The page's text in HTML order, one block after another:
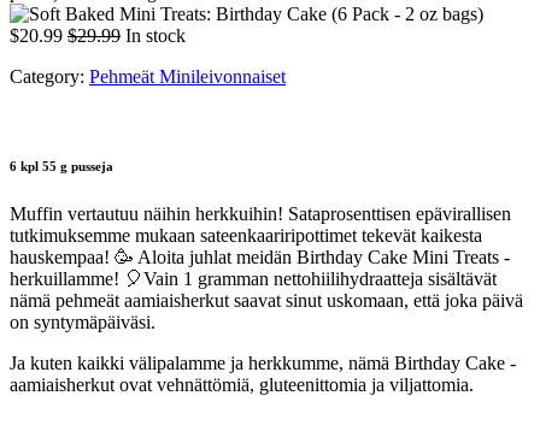
$20.99 $29.99 In stock
Category: Pehmeät Minileivonnaiset
6 kpl 55 g pusseja
Muffin vertautuu näihin herkkuihin! Sataprosenttisen epävirallisen
tutkimuksemme mukaan sateenkaariripottimet tekevät kaikesta
hauskempaa! 🥳 Aloita juhlat meidän Birthday Cake Mini Treats -
herkuillamme! 🎈Vain 1 gramman nettohiilihydraatteja sisältävät
nämä pehmeät aamiaisherkut saavat sinut uskomaan, että joka päivä
on syntymäpäiväsi.
Ja kuten kaikki välipalamme ja herkkumme, nämä Birthday Cake -
aamiaisherkut ovat vehnättömiä, gluteenittomia ja viljattomia.